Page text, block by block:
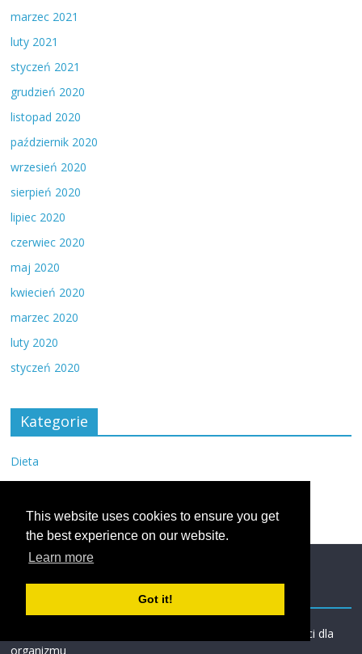
This website uses cookies to ensure you get
the best experience on our website.
Learn more
Got it!
marzec 2021
luty 2021
styczeń 2021
grudzień 2020
listopad 2020
październik 2020
wrzesień 2020
sierpień 2020
lipiec 2020
czerwiec 2020
maj 2020
kwiecień 2020
marzec 2020
luty 2020
styczeń 2020
Kategorie
Dieta
Inne
Cytryna – zdrowotne właściwości, zastosowanie i korzyści dla
organizmu